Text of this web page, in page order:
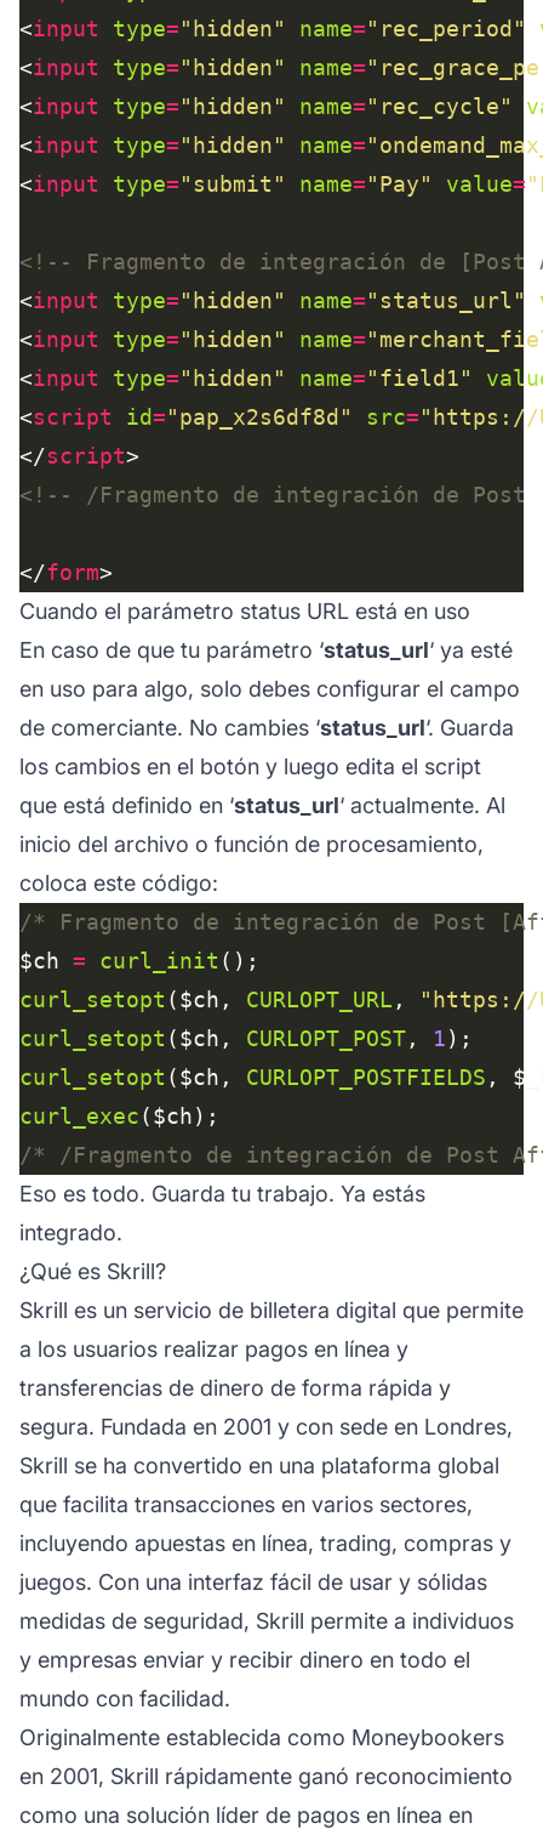
<input type="hidden" name="rec_period"
<input type="hidden" name=
<input type="hidden" name="rec_cycle"
<input type="hidden" name=
<input type="submit" name="Pay" value=
<!-- Fragmento de integración de
<input type="hidden" name="status_url"
<input type="hidden" name=
<input type="hidden" name="field1"
<script id="pap_x2s6df8d" src="https://
</script
<!-- /Fragmento de integración de
</form
Cuando el parámetro status URL está en uso
En caso de que tu parámetro ‘status_url‘ ya esté
en uso para algo, solo debes configurar el campo
de comerciante. No cambies ‘status_url‘. Guarda
los cambios en el botón y luego edita el script
que está definido en ‘status_url‘ actualmente. Al
inicio del archivo o función de procesamiento,
coloca este código:
/* Fragmento de integración de
$ch = curl_init
curl_setopt ($ch, CURLOPT_URL ,
"https://
curl_setopt ($ch, CURLOPT_POST, 1
curl_setopt ($ch, CURLOPT_POSTFIELDS
curl_exec
/* /Fragmento de integración de Post
Eso es todo. Guarda tu trabajo. Ya estás
integrado.
¿Qué es Skrill?
Skrill es un servicio de billetera digital que permite
a los usuarios realizar pagos en línea y
transferencias de dinero de forma rápida y
segura. Fundada en 2001 y con sede en Londres,
Skrill se ha convertido en una plataforma global
que facilita transacciones en varios sectores,
incluyendo apuestas en línea, trading, compras y
juegos. Con una interfaz fácil de usar y sólidas
medidas de seguridad, Skrill permite a individuos
y empresas enviar y recibir dinero en todo el
mundo con facilidad.
Originalmente establecida como Moneybookers
en 2001, Skrill rápidamente ganó reconocimiento
como una solución líder de pagos en línea en